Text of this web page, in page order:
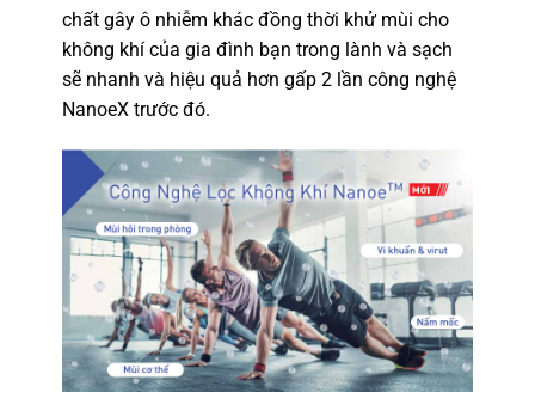
chất gây ô nhiễm khác đồng thời khử mùi cho
không khí của gia đình bạn trong lành và sạch
sẽ nhanh và hiệu quả hơn gấp 2 lần công nghệ
NanoeX trước đó.